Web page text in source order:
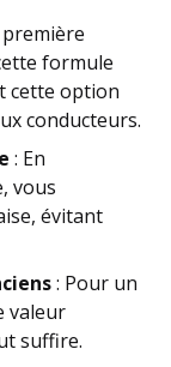
première
formule
cette option
conducteurs.
: En
vous
évitant
: Pour un
valeur
suffire.